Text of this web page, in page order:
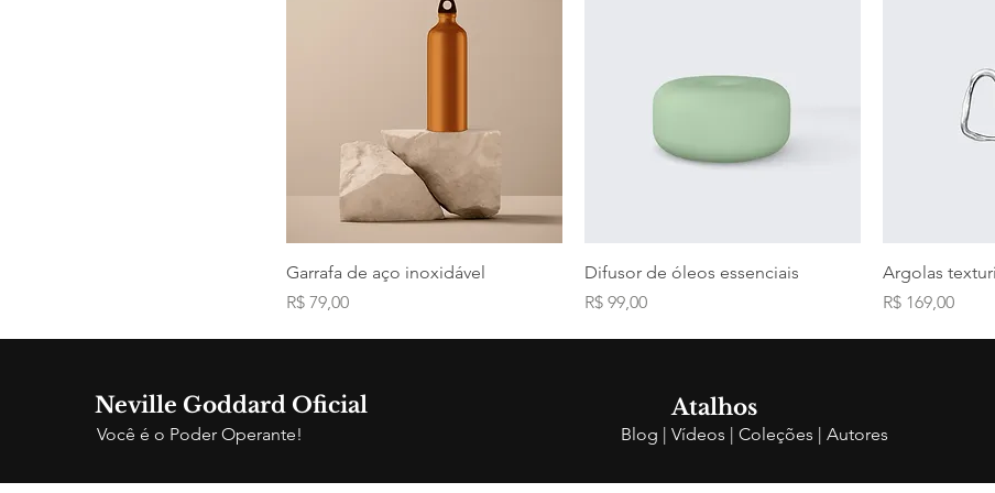
Garrafa de aço inoxidável
Preço
R$ 79,00
Difusor de óleos essenciais
Preço
R$ 99,00
Argolas
Preço
R$ 169,00
Neville Goddard Oficial
Você é o Poder Operante!
Atalhos
Blog | Vídeos | Coleções | Autores